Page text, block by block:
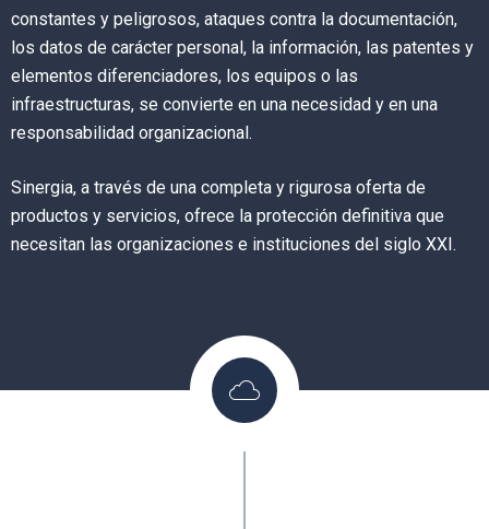
constantes y peligrosos, ataques contra la documentación,
los datos de carácter personal, la información, las patentes y
elementos diferenciadores, los equipos o las
infraestructuras, se convierte en una necesidad y en una
responsabilidad organizacional.
Sinergia, a través de una completa y rigurosa oferta de
productos y servicios, ofrece la protección definitiva que
necesitan las organizaciones e instituciones del siglo XXI.